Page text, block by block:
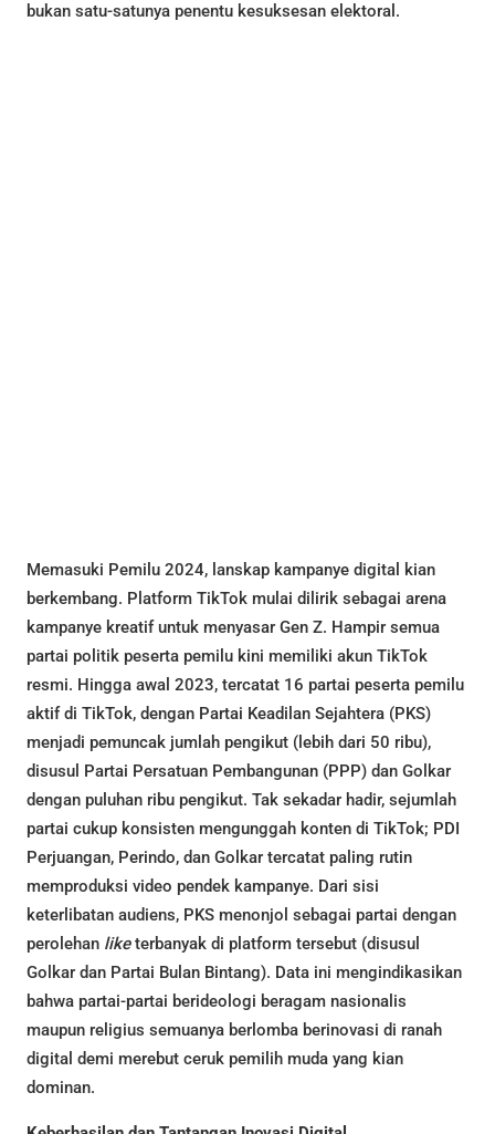
bukan satu-satunya penentu kesuksesan elektoral.
Memasuki Pemilu 2024, lanskap kampanye digital kian
berkembang. Platform TikTok mulai dilirik sebagai arena
kampanye kreatif untuk menyasar Gen Z. Hampir semua
partai politik peserta pemilu kini memiliki akun TikTok
resmi. Hingga awal 2023, tercatat 16 partai peserta pemilu
aktif di TikTok, dengan Partai Keadilan Sejahtera (PKS)
menjadi pemuncak jumlah pengikut (lebih dari 50 ribu),
disusul Partai Persatuan Pembangunan (PPP) dan Golkar
dengan puluhan ribu pengikut. Tak sekadar hadir, sejumlah
partai cukup konsisten mengunggah konten di TikTok; PDI
Perjuangan, Perindo, dan Golkar tercatat paling rutin
memproduksi video pendek kampanye. Dari sisi
keterlibatan audiens, PKS menonjol sebagai partai dengan
perolehan liketerbanyak di platform tersebut (disusul
Golkar dan Partai Bulan Bintang). Data ini mengindikasikan
bahwa partai-partai berideologi beragam nasionalis
maupun religius semuanya berlomba berinovasi di ranah
digital demi merebut ceruk pemilih muda yang kian
dominan.